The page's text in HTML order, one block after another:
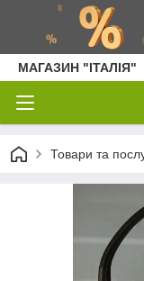
МАГАЗИН "ІТАЛІЯ"
Товари та